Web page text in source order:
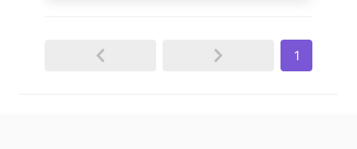
1